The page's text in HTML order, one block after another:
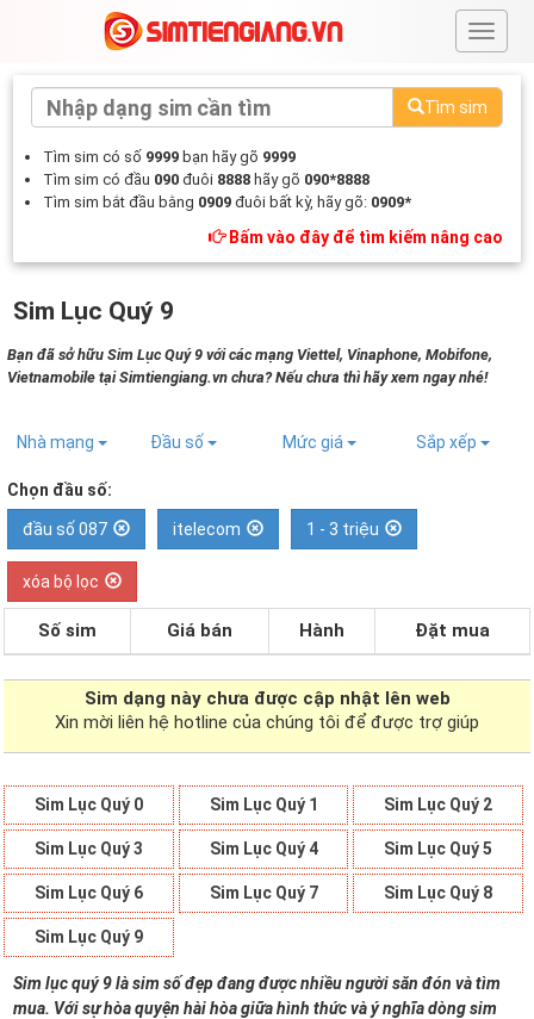
#
Tìm sim
Tìm sim có số 9999 bạn hãy gõ 9999
Tìm sim có đầu 090 đuôi 8888 hãy gõ 090*8888
Tìm sim bắt đầu bằng 0909 đuôi bất kỳ, hãy gõ: 0909*
Bấm vào đây để tìm kiếm nâng cao
Sim Lục Quý 9
Bạn đã sở hữu Sim Lục Quý 9 với các mạng Viettel, Vinaphone, Mobifone,
Vietnamobile tại Simtiengiang.vn chưa? Nếu chưa thì hãy xem ngay nhé!
Nhà mạng Đầu số Mức giá Sắp xếp
Chọn đầu số:
đầu số 087 itelecom 1 - 3 triệu
xóa bộ lọc
Số sim Giá bán Hành Đặt mua
Sim dạng này chưa được cập nhật lên web
Xin mời liên hệ hotline của chúng tôi để được trợ giúp
Sim Lục Quý 0 Sim Lục Quý 1 Sim Lục Quý 2
Sim Lục Quý 3 Sim Lục Quý 4 Sim Lục Quý 5
Sim Lục Quý 6 Sim Lục Quý 7 Sim Lục Quý 8
Sim Lục Quý 9
Sim lục quý 9 là sim số đẹp đang được nhiều người săn đón và tìm
mua. Với sự hòa quyện hài hòa giữa hình thức và ý nghĩa dòng sim